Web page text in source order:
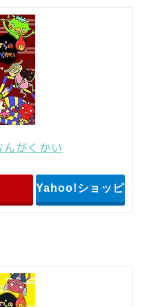
がくかい
Yahoo!ショッピン